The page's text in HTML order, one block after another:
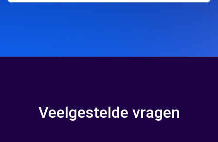
Veelgestelde vragen